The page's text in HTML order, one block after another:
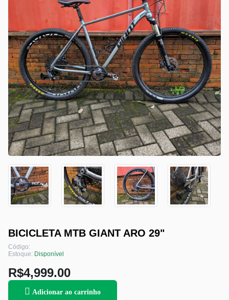
BICICLETA MTB GIANT ARO 29"
Código:
Estoque: Disponível
R$4,999.00
Adicionar ao carrinho